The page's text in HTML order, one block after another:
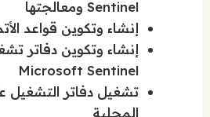
Sentinel ومعالجتها
إنشاء وتكوين قواعد
Microsoft Sentinel
تشغيل دفاتر التشغيل
المحلية